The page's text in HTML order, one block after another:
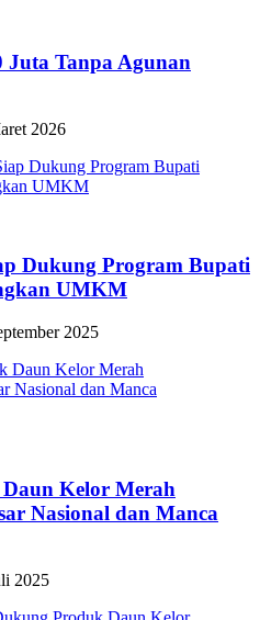
Tanpa Agunan
2026
Dukung Program Bupati
UMKM
2025
Kelor Merah
Nasional dan Manca
2025